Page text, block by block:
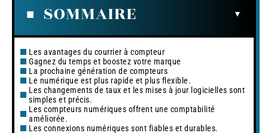
SOMMAIRE
Les avantages du courrier à compteur
Gagnez du temps et boostez votre marque
La prochaine génération de compteurs
Le numérique est plus rapide et plus flexible.
Les changements de taux et les mises à jour logicielles sont
simples et précis.
Les compteurs numériques offrent une comptabilité
améliorée.
Les connexions numériques sont fiables et durables.